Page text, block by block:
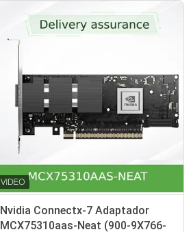
Nvidia Connectx-7 Adaptador
MCX75310aas-Neat (900-9X766-